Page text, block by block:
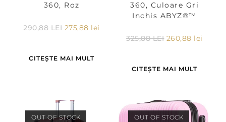
360, Roz
290,88LEI 275,88 lei
CITEȘTE MAI MULT
360, Culoare Gri
Inchis ABYZ®™
325,88LEI 260,88 lei
CITEȘTE MAI MULT
OUT OF STOCK OUT OF STOCK